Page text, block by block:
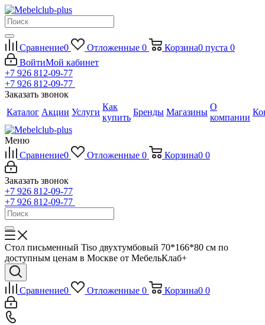
Сравнение0 Отложенные 0 Корзина0 пуста 0
ВойтиМой кабинет
+7 926 812-09-77
+7 926 812-09-77
Заказать звонок
Каталог Акции Услуги
Как
купить
Бренды Магазины
О
компании
Меню
Сравнение0 Отложенные 0 Корзина0 0
Заказать звонок
+7 926 812-09-77
+7 926 812-09-77
Стол письменный Tiso двухтумбовый 70*166*80 см по
доступным ценам в Москве от МебельКлаб+
Сравнение0 Отложенные 0 Корзина0 0